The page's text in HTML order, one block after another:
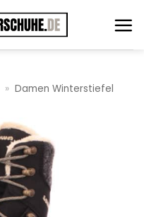
» Damen Winterstiefel